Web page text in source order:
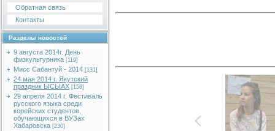
Обратная связь
Контакты
Разделы новостей
9 августа 2014г. День
физкультурника [119]
Мисс Сабантуй - 2014 [131]
24 мая 2014 г. Якутский
праздник ЫСЫАХ [158]
29 апреля 2014 г. Фестиваль
русского языка среди
корейских студентов,
обучающихся в ВУЗах
Хабаровска [230]